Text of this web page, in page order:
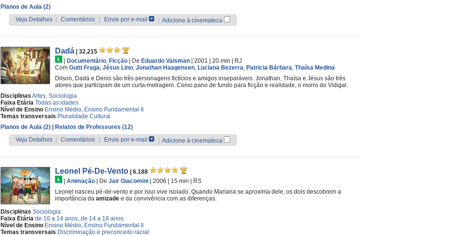
Planos de Aula (2)
Veja Detalhes
Comentários Envie por e-mail Adicione à cinemateca
Dadá
| 32.215
Documentário, Ficção De Eduardo Vaisman | 2001 | 20 min
RJ
Com Gutti Fraga, Jésus Lino, Jonathan Haagensen, Luciana Bezerra, Patricia Bárbara, Thaísa Medina
Dilson, Dadá e Denis são três personagens fictícios e amigos inseparáveis. Jonathan, Thaísa e Jésus são três
atores que participam de um curta-metragem. Como pano de fundo para ficção e realidade, o morro do Vidigal.
Disciplinas Artes, Sociologia
Faixa Etária Todas as idades
Nível de Ensino Ensino Médio, Ensino Fundamental II
Temas transversais Pluralidade Cultural
Planos de Aula (2)
| Relatos de Professores (12)
Veja Detalhes
Comentários Envie por e-mail Adicione à cinemateca
Leonel Pé-De-Vento
| 6.188
Animação De Jair Giacomini | 2006 | 15 min
RS
Leonel nasceu pé-de-vento e por isso vive isolado. Quando Mariana se aproxima dele, os dois descobrem a
importância da amizade e da convivência com as diferenças.
Disciplinas Sociologia
Faixa Etária de 10 a 14 anos, de 14 a 18 anos
Nível de Ensino Ensino Médio, Ensino Fundamental II
Temas transversais Discriminação e preconceito racial